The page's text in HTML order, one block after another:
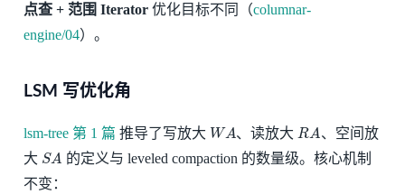
点查 + 范围 Iterator优化目标不同（columnar-
engine/04）。
LSM 写优化角
lsm-tree 第 1 篇 推导了写放大 WA 、读放大 RA 、空间放
大 SA 的定义与 leveled compaction 的数量级。核心机制
不变：